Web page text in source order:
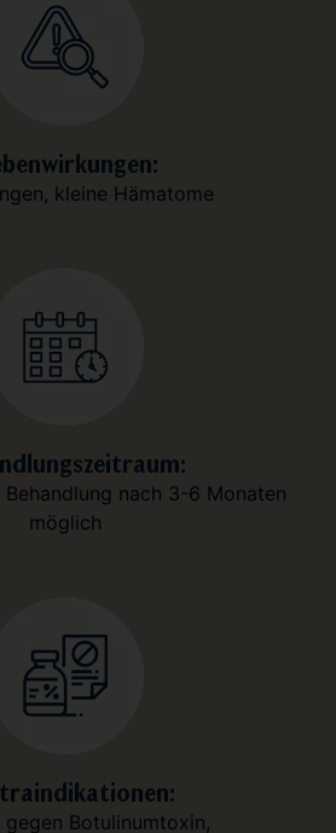
kleine Hämatome
nach 3-6 Monaten
möglich
gegen Botulinumtoxin,